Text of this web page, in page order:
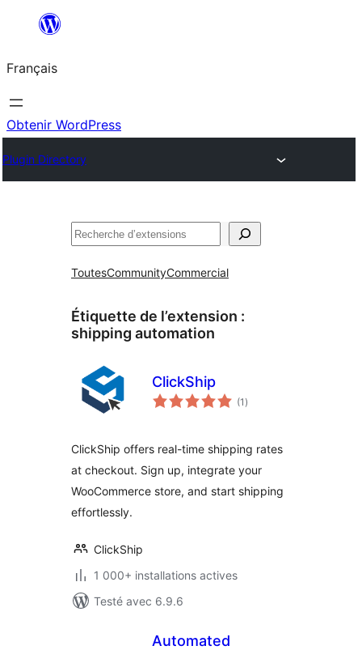
contenu
Français
Obtenir WordPress
Plugin Directory
Rechercher
ToutesCommunityCommercial
Étiquette de l’extension :
shipping automation
ClickShip
(1 notes
en
)
ClickShip offers real-time shipping rates
at checkout. Sign up, integrate your
WooCommerce store, and start shipping
effortlessly.
ClickShip
1 000+ installations actives
Testé avec 6.9.6
Automated